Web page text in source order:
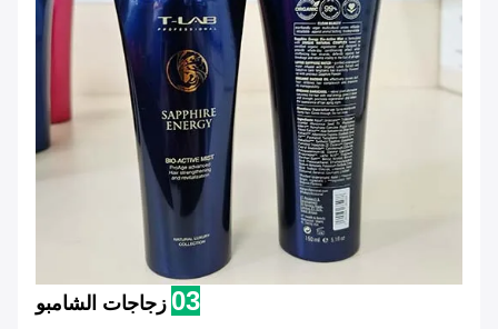
03 زجاجات الشامبو